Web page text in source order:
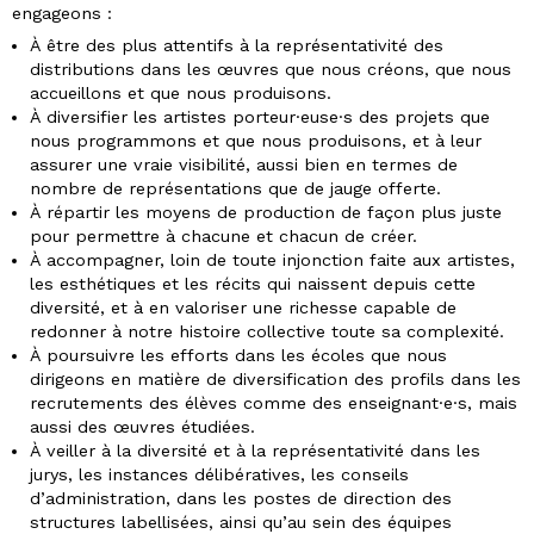
engageons :
À être des plus attentifs à la représentativité des
distributions dans les œuvres que nous créons, que nous
accueillons et que nous produisons.
À diversifier les artistes porteur·euse·s des projets que
nous programmons et que nous produisons, et à leur
assurer une vraie visibilité, aussi bien en termes de
nombre de représentations que de jauge offerte.
À répartir les moyens de production de façon plus juste
pour permettre à chacune et chacun de créer.
À accompagner, loin de toute injonction faite aux artistes,
les esthétiques et les récits qui naissent depuis cette
diversité, et à en valoriser une richesse capable de
redonner à notre histoire collective toute sa complexité.
À poursuivre les efforts dans les écoles que nous
dirigeons en matière de diversification des profils dans les
recrutements des élèves comme des enseignant·e·s, mais
aussi des œuvres étudiées.
À veiller à la diversité et à la représentativité dans les
jurys, les instances délibératives, les conseils
d’administration, dans les postes de direction des
structures labellisées, ainsi qu’au sein des équipes